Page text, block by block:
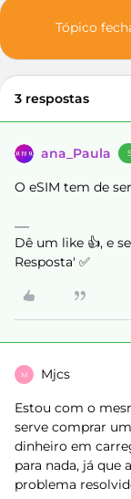
Tópico
3 respostas
ana_Paula
O eSIM tem de
Dê um like 👍, e
Resposta' ✅
M Mjcs
Estou com o
serve comprar
dinheiro em
para nada, já que
problema